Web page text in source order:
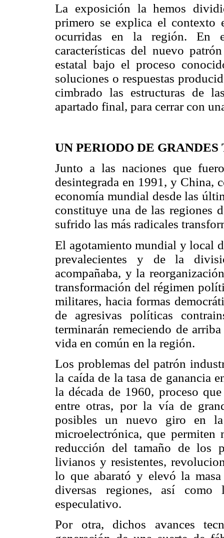
La exposición la hemos
primero se explica el contexto
ocurridas en la región. En
características del nuevo
estatal bajo el proceso
soluciones o respuestas
cimbrado las estructuras de
apartado final, para cerrar con
UN PERIODO DE
Junto a las naciones que
desintegrada en 1991, y China,
economía mundial desde las
constituye una de las regiones
sufrido las más radicales
El agotamiento mundial y local
prevalecientes y de la
acompañaba, y la
transformación del régimen
militares, hacia formas
de agresivas políticas
terminarán remeciendo de
vida en común en la región.
Los problemas del patrón
la caída de la tasa de ganancia
la década de 1960, proceso
entre otras, por la vía de
posibles un nuevo giro en
microelectrónica, que permiten
reducción del tamaño de los
livianos y resistentes,
lo que abarató y elevó la masa
diversas regiones, así
especulativo.
Por otra, dichos avances